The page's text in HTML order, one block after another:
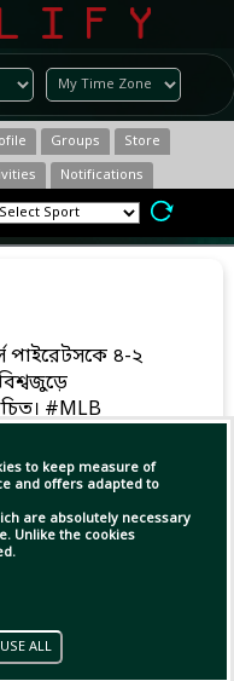
to keep measure of
and offers adapted to
are absolutely necessary
Unlike the cookies
ALL
Groups
Store
Notifications
পাইরেটসকে ৪-২
#MLB